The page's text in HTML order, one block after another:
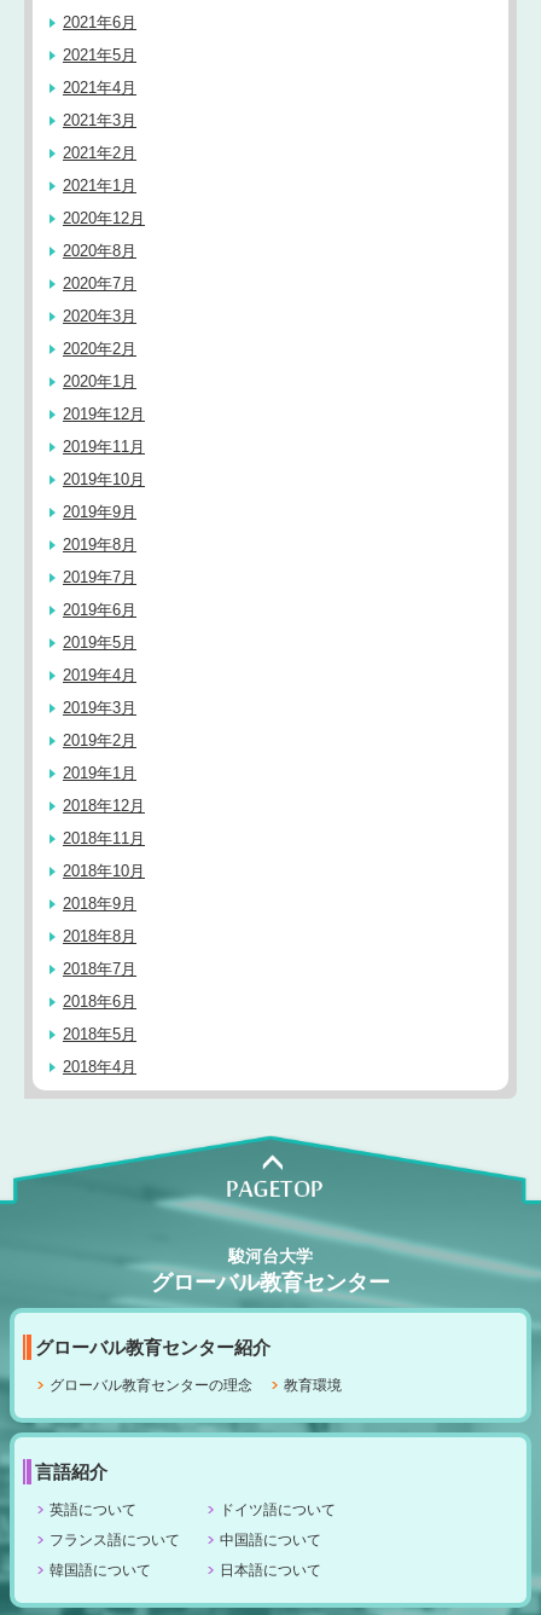
2021年6月
2021年5月
2021年4月
2021年3月
2021年2月
2021年1月
2020年12月
2020年8月
2020年7月
2020年3月
2020年2月
2020年1月
2019年12月
2019年11月
2019年10月
2019年9月
2019年8月
2019年7月
2019年6月
2019年5月
2019年4月
2019年3月
2019年2月
2019年1月
2018年12月
2018年11月
2018年10月
2018年9月
2018年8月
2018年7月
2018年6月
2018年5月
2018年4月
駿河台大学
グローバル教育センター
グローバル教育センター紹介
グローバル教育センターの理念 教育環境
言語紹介
英語について
ドイツ語について
フランス語について
中国語について
韓国語について
日本語について